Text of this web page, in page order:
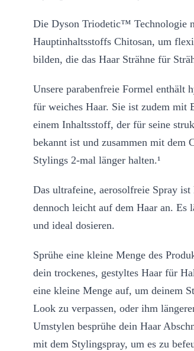
Die Dyson Triodetic™ Technologie
Hauptinhaltsstoffs Chitosan, um
bilden, die das Haar Strähne für
Unsere parabenfreie Formel enthält
für weiches Haar. Sie ist zudem mit
einem Inhaltsstoff, der für seine
bekannt ist und zusammen mit dem
Stylings 2-mal länger halten.¹
Das ultrafeine, aerosolfreie Spray
dennoch leicht auf dem Haar an. Es
und ideal dosieren.
Sprühe eine kleine Menge des
dein trockenes, gestyltes Haar für
eine kleine Menge auf, um deinem
Look zu verpassen, oder ihm
Umstylen besprühe dein Haar
mit dem Stylingspray, um es zu